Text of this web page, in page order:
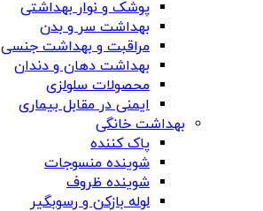
پوشک و نوار بهداشتی
بهداشت سر و بدن
مراقبت و بهداشت جنسی
بهداشت دهان و دندان
محصولات سلولزی
ایمنی در مقابل بیماری
بهداشت خانگی
پاک کننده
شوینده منسوجات
شوینده ظروف
لوله بازکن و رسوبگیر